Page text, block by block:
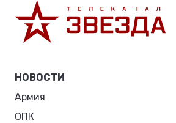
НОВОСТИ
Армия
ОПК